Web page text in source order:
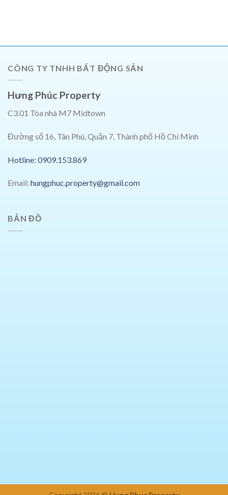
CÔNG TY TNHH BẤT ĐỘNG SẢN
Hưng Phúc Property
C3.01 Tòa nhà M7 Midtown
Đường số 16, Tân Phú, Quận 7, Thành phố Hồ Chí Minh
Hotline: 0909.153.869
Email: hungphuc.property@gmail.com
BẢN ĐỒ